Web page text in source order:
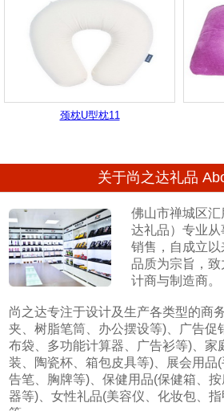
颈枕U型枕11
关于尚之达礼品
佛山市禅城区
达礼品）专业从
销售，自成立
品质为宗旨，
计商与制造商。
尚之达专注于设计及生产各类型的商
夹、树脂笔筒、办公摆设等)、广告促
布袋、多功能计算器、广告衫等)、家
装、陶瓷杯、箱包皮具等)、展会用品
告笔、胸牌等)、保健用品(保健箱、
器等)、女性礼品(美容仪、化妆包、